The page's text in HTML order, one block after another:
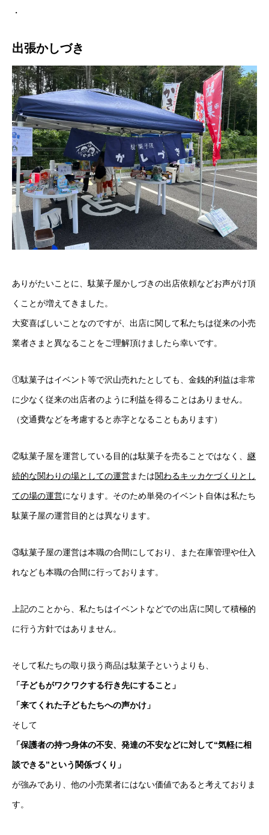
・
出張かしづき
ありがたいことに、駄菓子屋かしづきの出店依頼などお声がけ頂
くことが増えてきました。
大変喜ばしいことなのですが、出店に関して私たちは従来の小売
業者さまと異なることをご理解頂けましたら幸いです。
①駄菓子はイベント等で沢山売れたとしても、金銭的利益は非常
に少なく従来の出店者のように利益を得ることはありません。
（交通費などを考慮すると赤字となることもあります）
②駄菓子屋を運営している目的は駄菓子を売ることではなく、 継
続的な関わりの場としての運営または関わるキッカケづくりとし
ての場の運営になります。そのため単発のイベント自体は私たち
駄菓子屋の運営目的とは異なります。
③駄菓子屋の運営は本職の合間にしており、また在庫管理や仕入
れなども本職の合間に行っております。
上記のことから、私たちはイベントなどでの出店に関して積極的
に行う方針ではありません。
そして私たちの取り扱う商品は駄菓子というよりも、
「子どもがワクワクする行き先にすること」
「来てくれた子どもたちへの声かけ」
そして
「保護者の持つ身体の不安、発達の不安などに対して“気軽に相
談できる”という関係づくり」
が強みであり、他の小売業者にはない価値であると考えておりま
す。